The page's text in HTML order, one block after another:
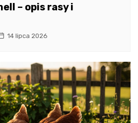
– opis rasy i
14 lipca 2026